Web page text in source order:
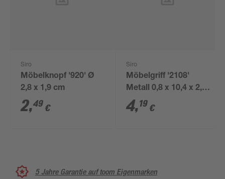
Siro
Möbelknopf '920' Ø
2,8 x 1,9 cm
2,49 €
Siro
Möbelgriff '2108'
Metall 0,8 x 10,4 x 2,8
cm
4,19 €
5 Jahre Garantie auf toom Eigenmarken